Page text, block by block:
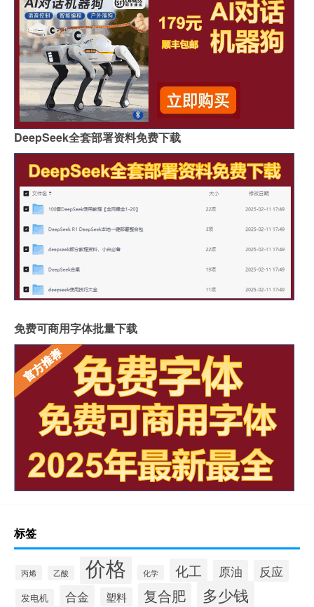
DeepSeek全套部署资料免费下载
免费可商用字体批量下载
标签
丙烯 乙酸 价格 化学 化工 原油 反应
发电机 合金 塑料 复合肥 多少钱